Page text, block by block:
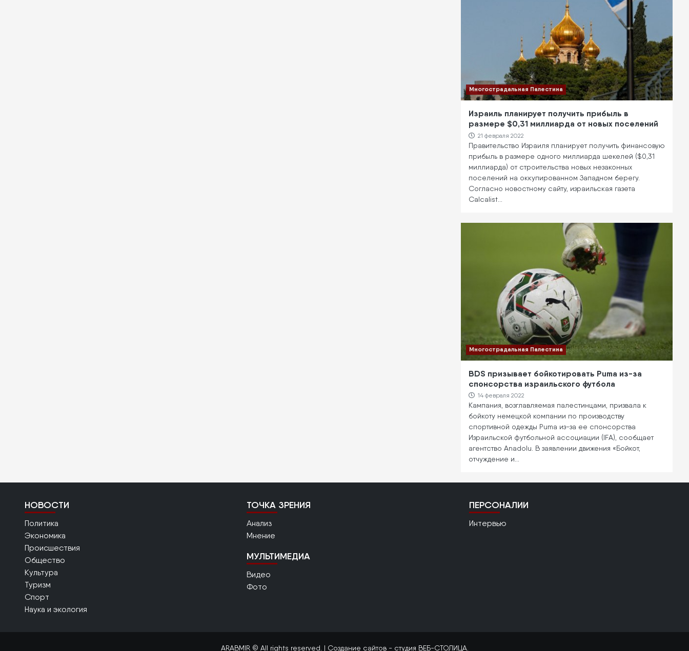
Многострадальная Палестина
Израиль планирует получить прибыль в
размере $0,31 миллиарда от новых поселений
21 февраля 2022
Правительство Израиля планирует получить финансовую
прибыль в размере одного миллиарда шекелей ($0,31
миллиарда) от строительства новых незаконных
поселений на оккупированном Западном берегу.
Согласно новостному сайту, израильская газета
Calcalist…
Многострадальная Палестина
BDS призывает бойкотировать Puma из-за
спонсорства израильского футбола
14 февраля 2022
Кампания, возглавляемая палестинцами, призвала к
бойкоту немецкой компании по производству
спортивной одежды Puma из-за ее спонсорства
Израильской футбольной ассоциации (IFA), сообщает
агентство Anadolu. В заявлении движения «Бойкот,
отчуждение и…
НОВОСТИ
Политика
Экономика
Происшествия
Общество
Культура
Туризм
Спорт
Наука и экология
ТОЧКА ЗРЕНИЯ
Анализ
Мнение
МУЛЬТИМЕДИА
Видео
Фото
ПЕРСОНАЛИИ
Интервью
ARABMIR © All rights reserved. | Создание сайтов- студия ВЕБ-СТОЛИЦА.